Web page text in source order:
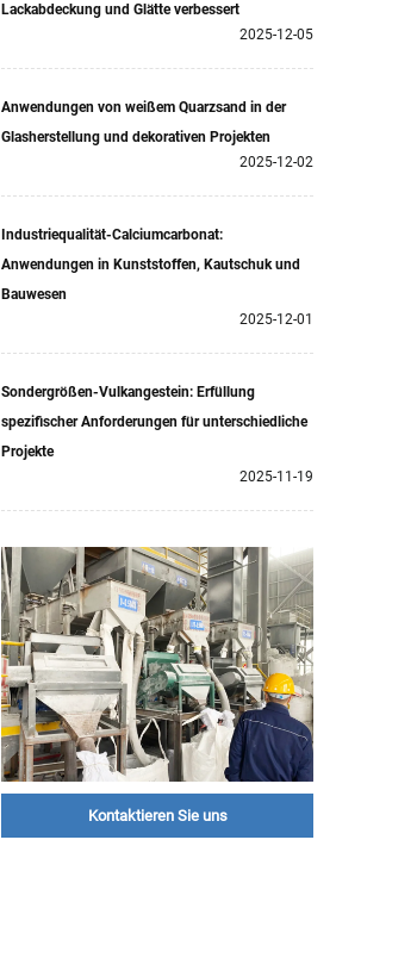
Lackabdeckung und Glätte verbessert
2025-12-05
Anwendungen von weißem Quarzsand in der
Glasherstellung und dekorativen Projekten
2025-12-02
Industriequalität-Calciumcarbonat:
Anwendungen in Kunststoffen, Kautschuk und
Bauwesen
2025-12-01
Sondergrößen-Vulkangestein: Erfüllung
spezifischer Anforderungen für unterschiedliche
Projekte
2025-11-19
Kontaktieren Sie uns